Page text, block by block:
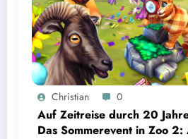
Christian 0
Auf Zeitreise durch 20
Das Sommerevent in Zoo